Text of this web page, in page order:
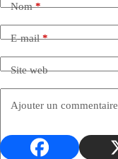
Nom*
E-mail*
Site web
Ajouter un commentaire